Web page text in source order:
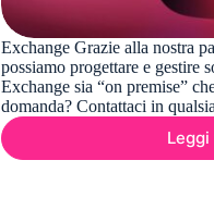
Exchange Grazie alla nostra
possiamo progettare e gestire
Exchange sia “on premise”
domanda? Contattaci in